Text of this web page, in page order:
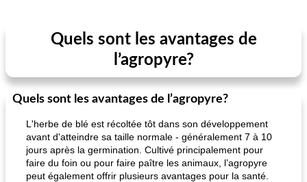
Quels sont les avantages de
l’agropyre?
Quels sont les avantages de l’agropyre?
L'herbe de blé est récoltée tôt dans son développement
avant d'atteindre sa taille normale - généralement 7 à 10
jours après la germination. Cultivé principalement pour
faire du foin ou pour faire paître les animaux, l’agropyre
peut également offrir plusieurs avantages pour la santé.